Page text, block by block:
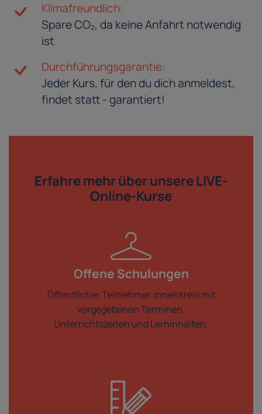
Klimafreundlich:
Spare CO₂, da keine Anfahrt notwendig
ist
Durchführungsgarantie:
Jeder Kurs, für den du dich anmeldest,
findet statt - garantiert!
Erfahre mehr überunsere LIVE-
Online-Kurse
Offene Schulungen
Öffentlicher Teilnehmer:innenkreis mit
vorgegebenen Terminen,
Unterrichtszeiten und Lerninhalten.